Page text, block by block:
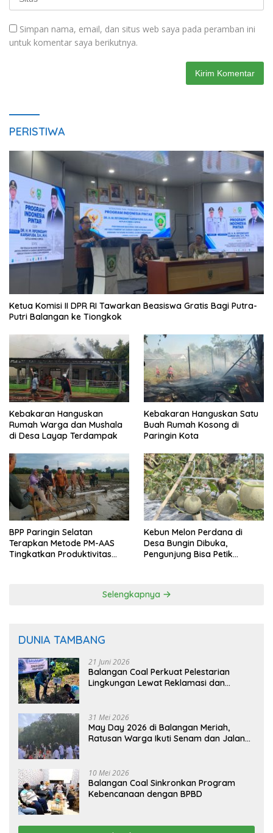
Simpan nama, email, dan situs web saya pada peramban ini
untuk komentar saya berikutnya.
PERISTIWA
Ketua Komisi II DPR RI Tawarkan Beasiswa Gratis Bagi Putra-
Putri Balangan ke Tiongkok
Kebakaran Hanguskan
Rumah Warga dan Mushala
di Desa Layap Terdampak
Kebakaran Hanguskan Satu
Buah Rumah Kosong di
Paringin Kota
BPP Paringin Selatan
Terapkan Metode PM-AAS
Tingkatkan Produktivitas
Kebun Melon Perdana di
Desa Bungin Dibuka,
Pengunjung Bisa Petik
Selengkapnya
DUNIA TAMBANG
21 Juni 2026
Balangan Coal Perkuat Pelestarian
Lingkungan Lewat Reklamasi dan
31 Mei 2026
May Day 2026 di Balangan Meriah,
Ratusan Warga Ikuti Senam dan Jalan
10 Mei 2026
Balangan Coal Sinkronkan Program
Kebencanaan dengan BPBD